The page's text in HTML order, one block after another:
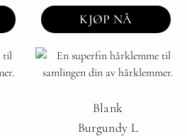
KJØP NÅ
Blank
Burgundy L